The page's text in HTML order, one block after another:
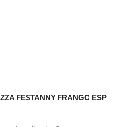
FESTANNY FRANGO ESP